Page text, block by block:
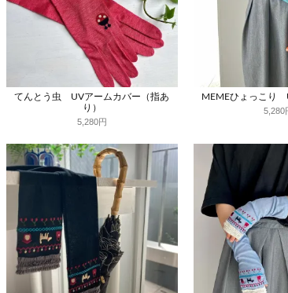
てんとう虫 UVアームカバー（指あ
り）
5,280円
MEMEひょっこり
5,280